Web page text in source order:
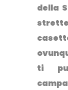
della
ti